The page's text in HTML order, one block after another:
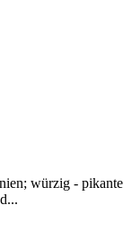
würzig - pikante